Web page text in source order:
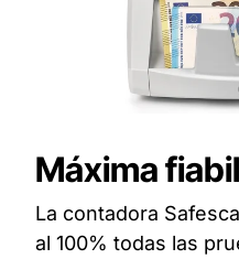
Máxima
La contadora
al 100% todas las